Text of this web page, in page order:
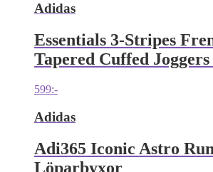
Adidas
Essentials 3-Stripes
Tapered Cuffed Joggers
599:-
Adidas
Adi365 Iconic Astro
Löparbyxor